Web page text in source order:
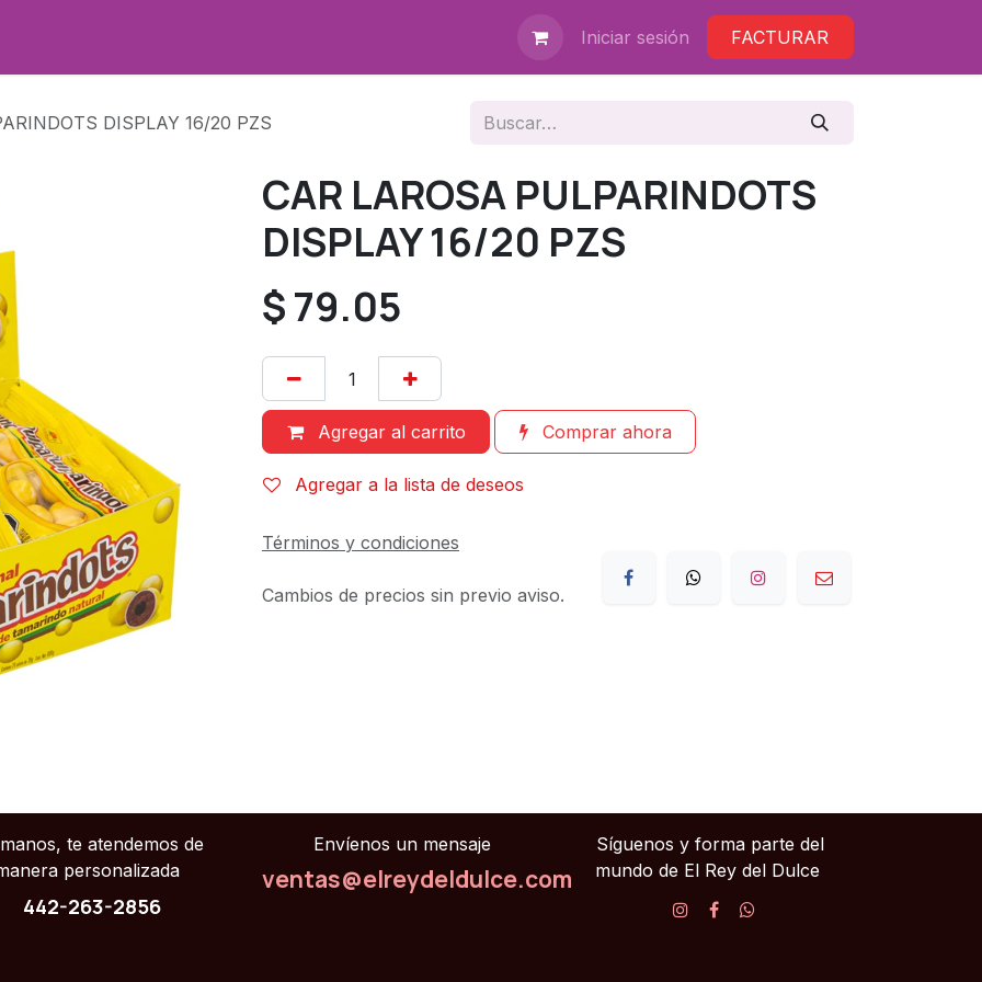
Iniciar sesión FACTURAR
DISPLAY 16/20 PZS
CAR LAROSA PULPARINDOTS
DISPLAY 16/20 PZS
$79.05
Agregar al carrito Comprar ahora
Agregar a la lista de deseos
Términos y condiciones
Cambios de precios sin previo aviso.
te atendemos de
personalizada
442-263-2856
Envíenos un mensaje
ventas@elreydeldulce.com
Síguenos y forma parte del
mundo de El Rey del Dulce